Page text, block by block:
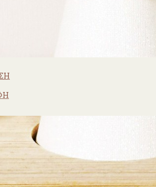
άδειο!